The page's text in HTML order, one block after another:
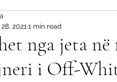
nga jeta në
i Off-
2021 1 min read